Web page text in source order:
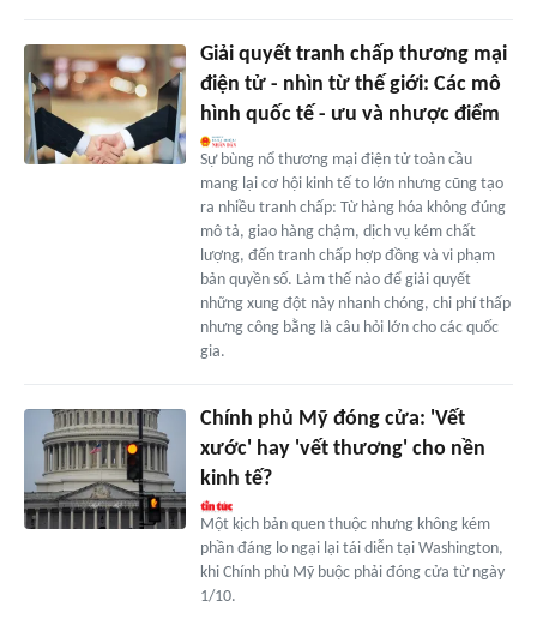
Giải quyết tranh chấp thương mại
điện tử - nhìn từ thế giới: Các mô
hình quốc tế - ưu và nhược điểm
Sự bùng nổ thương mại điện tử toàn cầu
mang lại cơ hội kinh tế to lớn nhưng cũng tạo
ra nhiều tranh chấp: Từ hàng hóa không đúng
mô tả, giao hàng chậm, dịch vụ kém chất
lượng, đến tranh chấp hợp đồng và vi phạm
bản quyền số. Làm thế nào để giải quyết
những xung đột này nhanh chóng, chi phí thấp
nhưng công bằng là câu hỏi lớn cho các quốc
gia.
Chính phủ Mỹ đóng cửa: 'Vết
xước' hay 'vết thương' cho nền
kinh tế?
Một kịch bản quen thuộc nhưng không kém
phần đáng lo ngại lại tái diễn tại Washington,
khi Chính phủ Mỹ buộc phải đóng cửa từ ngày
1/10.